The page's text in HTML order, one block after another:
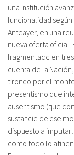
una institución
funcionalidad según
Anteayer, en una
nueva oferta oficial.
fragmentado en
cuenta de la
tironeo por el
presentismo que
ausentismo (que
sustancie de ese
dispuesto a
como todo lo